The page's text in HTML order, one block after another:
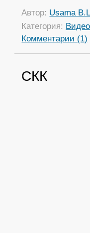
Автор: Usama
Категория: Видео
Комментарии (1)
СКК